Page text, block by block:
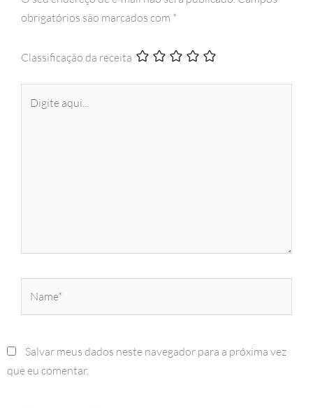
obrigatórios são marcados com *
Classificação da receita
aqui...
Salvar meus dados neste navegador para a próxima vez
que eu comentar.